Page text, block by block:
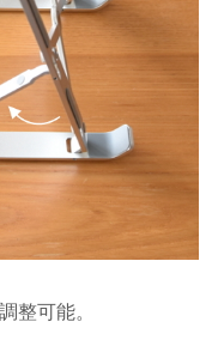
整可能。